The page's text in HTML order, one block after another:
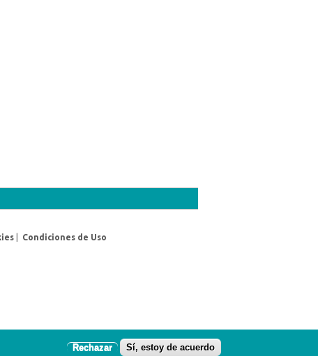
| Condiciones de Uso
Rechazar Sí, estoy de acuerdo